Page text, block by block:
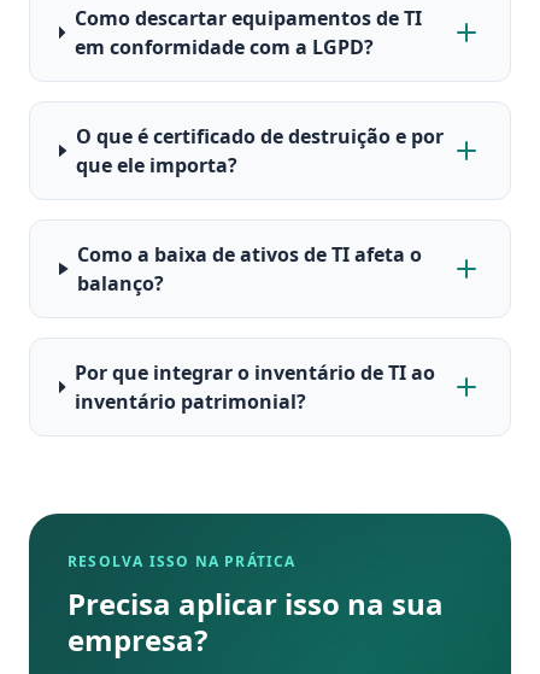
Como descartar equipamentos de TI
em conformidade com a LGPD?
O que é certificado de destruição e por
que ele importa?
Como a baixa de ativos de TI afeta o
balanço?
Por que integrar o inventário de TI ao
inventário patrimonial?
RESOLVA ISSO NA PRÁTICA
Precisa aplicar isso na sua
empresa?